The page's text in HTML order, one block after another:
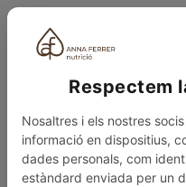
Respectem
Nosaltres i els nostres
informació en dispositius,
dades personals, com
estàndard enviada per un